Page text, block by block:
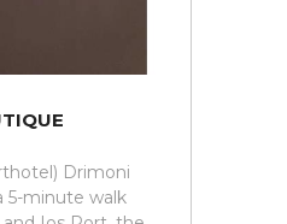
Drimoni
5-minute walk